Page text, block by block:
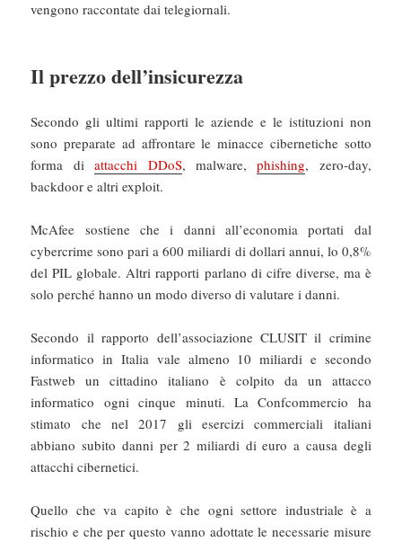
vengono raccontate dai telegiornali.
Il prezzo dell’insicurezza
Secondo gli ultimi rapporti le aziende e le istituzioni non
sono preparate ad affrontare le minacce cibernetiche sotto
forma diattacchi DDoS, malware,phishing, zero-day,
backdoor e altri exploit.
McAfee sostiene che i danni all’economia portati dal
cybercrime sono pari a 600 miliardi di dollari annui, lo 0,8%
del PIL globale. Altri rapporti parlano di cifre diverse, ma è
solo perché hanno un modo diverso di valutare i danni.
Secondo il rapporto dell’associazione CLUSIT il crimine
informatico in Italia vale almeno 10 miliardi e secondo
Fastweb un cittadino italiano è colpito da un attacco
informatico ogni cinque minuti. La Confcommercio ha
stimato che nel 2017 gli esercizi commerciali italiani
abbiano subito danni per 2 miliardi di euro a causa degli
attacchi cibernetici.
Quello che va capito è che ogni settore industriale è a
rischio e che per questo vanno adottate le necessarie misure